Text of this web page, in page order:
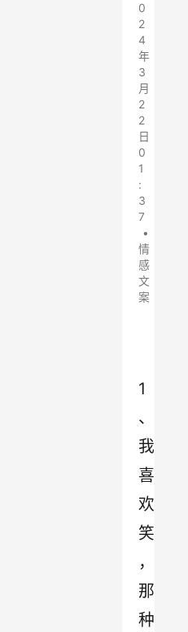
0
2
4
年
3
月
2
2
日
0
1
:
3
7
•
情
感
文
案
1
、
我
喜
欢
笑
，
那
种